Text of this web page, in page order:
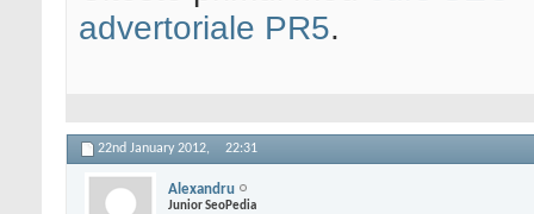
advertoriale PR5.
22nd January 2012, 22:31
Alexandru
Junior SeoPedia